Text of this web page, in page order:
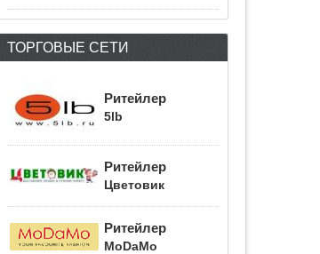
ТОРГОВЫЕ СЕТИ
Ритейлер
5lb
Ритейлер
Цветовик
Ритейлер
MoDaMo